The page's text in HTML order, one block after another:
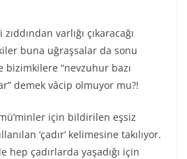
varlığı çıkaracağı
buna uğraşsalar da sonu
“nevzuhur bazı
demek vâcip olmuyor mu?!
mü’minler için bildirilen eşsiz
‘çadır’ kelimesine takılıyor.
hep çadırlarda yaşadığı için